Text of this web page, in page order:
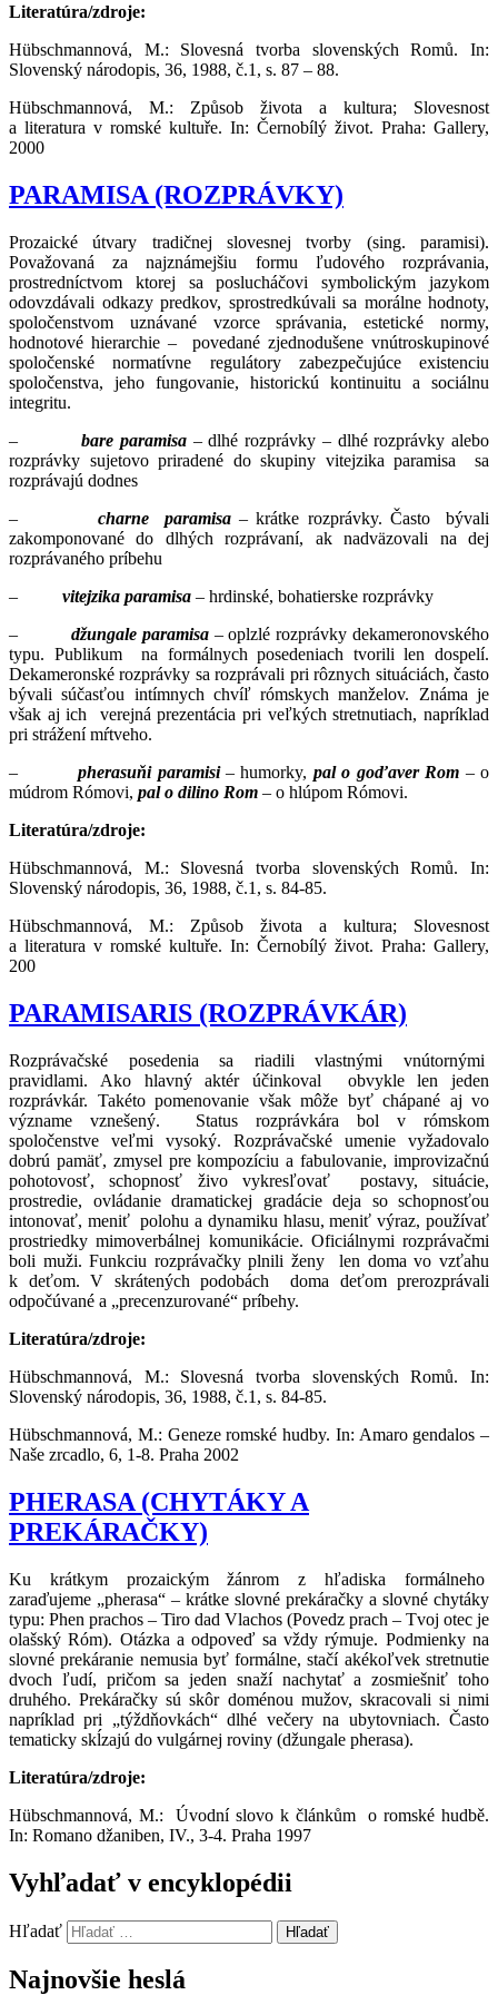
Literatúra/zdroje:
Hübschmannová, M.: Slovesná tvorba slovenských Romů. In:
Slovenský národopis, 36, 1988, č.1, s. 87 – 88.
Hübschmannová, M.: Způsob života a kultura; Slovesnost
a literatura v romské kultuře. In: Černobílý život. Praha: Gallery,
2000
PARAMISA (ROZPRÁVKY)
Prozaické útvary tradičnej slovesnej tvorby (sing. paramisi).
Považovaná za najznámejšiu formu ľudového rozprávania,
prostredníctvom ktorej sa poslucháčovi symbolickým jazykom
odovzdávali odkazy predkov, sprostredkúvali sa morálne hodnoty,
spoločenstvom uznávané vzorce správania, estetické normy,
hodnotové hierarchie – povedané zjednodušene vnútroskupinové
spoločenské normatívne regulátory zabezpečujúce existenciu
spoločenstva, jeho fungovanie, historickú kontinuitu a sociálnu
integritu.
–bare paramisa– dlhé rozprávky – dlhé rozprávky alebo
rozprávky sujetovo priradené do skupiny vitejzika paramisa sa
rozprávajú dodnes
– charne paramisa – krátke rozprávky. Často bývali
zakomponované do dlhých rozprávaní, ak nadväzovali na dej
rozprávaného príbehu
– vitejzika paramisa – hrdinské, bohatierske rozprávky
– džungale paramisa– oplzlé rozprávky dekameronovského
typu. Publikum na formálnych posedeniach tvorili len dospelí.
Dekameronské rozprávky sa rozprávali pri rôznych situáciách, často
bývali súčasťou intímnych chvíľ rómskych manželov. Známa je
však aj ich verejná prezentácia pri veľkých stretnutiach, napríklad
pri strážení mŕtveho.
–pherasuňi paramisi– humorky, pal o goďaver Rom – o
múdrom Rómovi, pal o dilino Rom – o hlúpom Rómovi.
Literatúra/zdroje:
Hübschmannová, M.: Slovesná tvorba slovenských Romů. In:
Slovenský národopis, 36, 1988, č.1, s. 84-85.
Hübschmannová, M.: Způsob života a kultura; Slovesnost
a literatura v romské kultuře. In: Černobílý život. Praha: Gallery,
200
PARAMISARIS (ROZPRÁVKÁR)
Rozprávačské posedenia sa riadili vlastnými vnútornými
pravidlami. Ako hlavný aktér účinkoval obvykle len jeden
rozprávkár. Takéto pomenovanie však môže byť chápané aj vo
význame vznešený. Status rozprávkára bol v rómskom
spoločenstve veľmi vysoký. Rozprávačské umenie vyžadovalo
dobrú pamäť, zmysel pre kompozíciu a fabulovanie, improvizačnú
pohotovosť, schopnosť živo vykresľovať postavy, situácie,
prostredie, ovládanie dramatickej gradácie deja so schopnosťou
intonovať, meniť polohu a dynamiku hlasu, meniť výraz, používať
prostriedky mimoverbálnej komunikácie. Oficiálnymi rozprávačmi
boli muži. Funkciu rozprávačky plnili ženy len doma vo vzťahu
k deťom. V skrátených podobách doma deťom prerozprávali
odpočúvané a „precenzurované“ príbehy.
Literatúra/zdroje:
Hübschmannová, M.: Slovesná tvorba slovenských Romů. In:
Slovenský národopis, 36, 1988, č.1, s. 84-85.
Hübschmannová, M.: Geneze romské hudby. In: Amaro gendalos –
Naše zrcadlo, 6, 1-8. Praha 2002
PHERASA (CHYTÁKY A
PREKÁRAČKY)
Ku krátkym prozaickým žánrom z hľadiska formálneho
zaraďujeme „pherasa“ – krátke slovné prekáračky a slovné chytáky
typu: Phen prachos – Tiro dad Vlachos (Povedz prach – Tvoj otec je
olašský Róm). Otázka a odpoveď sa vždy rýmuje. Podmienky na
slovné prekáranie nemusia byť formálne, stačí akékoľvek stretnutie
dvoch ľudí, pričom sa jeden snaží nachytať a zosmiešniť toho
druhého. Prekáračky sú skôr doménou mužov, skracovali si nimi
napríklad pri „týždňovkách“ dlhé večery na ubytovniach. Často
tematicky skĺzajú do vulgárnej roviny (džungale pherasa).
Literatúra/zdroje:
Hübschmannová, M.: Úvodní slovo k článkům o romské hudbě.
In: Romano džaniben, IV., 3-4. Praha 1997
Vyhľadať v encyklopédii
Hľadať Hľadať
Najnovšie heslá